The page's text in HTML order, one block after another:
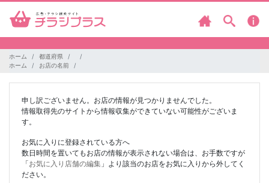
ホーム
都道府県
ホーム
お店の名前
申し訳ございません。お店の情報が見つかりませんでした。
情報取得先のサイトから情報収集ができていない可能性がございま
す。
お気に入りに登録されている方へ
数日時間を置いてもお店の情報が表示されない場合は、お手数ですが
「お気に入り店舗の編集 」より該当のお店をお気に入りから外してく
ださい。